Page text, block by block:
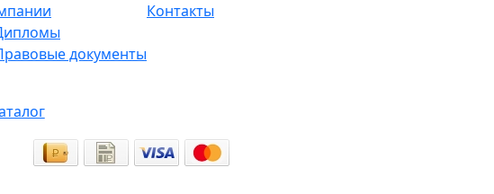
документы
Контакты